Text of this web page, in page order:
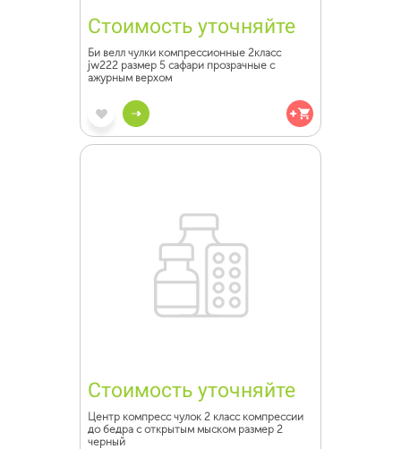
Стоимость уточняйте
Би велл чулки компрессионные 2класс
jw222 размер 5 сафари прозрачные с
ажурным верхом
Стоимость уточняйте
Центр компресс чулок 2 класс компрессии
до бедра с открытым мыском размер 2
черный